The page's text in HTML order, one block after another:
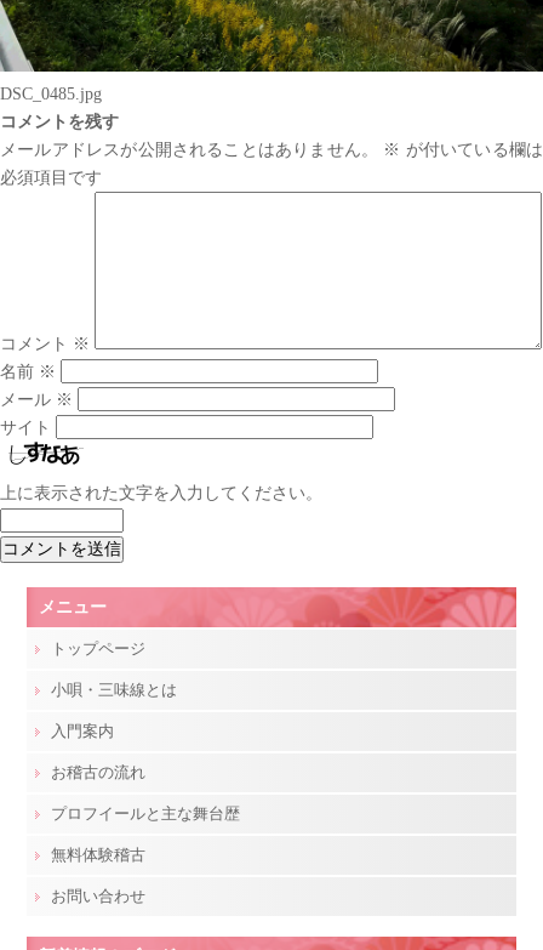
DSC_0485.jpg
コメントを残す
メールアドレスが公開されることはありません。
※ が付いている欄は
必須項目です
コメント ※
名前 ※
メール ※
サイト
上に表示された文字を入力してください。
メニュー
トップページ
小唄・三味線とは
入門案内
お稽古の流れ
プロフイールと主な舞台歴
無料体験稽古
お問い合わせ